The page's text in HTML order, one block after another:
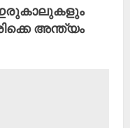
ഇരുകാലുകളും
അന്ത്യം